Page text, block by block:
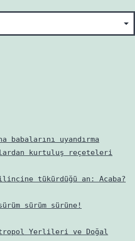
babalarını uyandırma
kurtuluş reçeteleri
tükürdüğü an: Acaba?
sürüm sürüne!
Yerlileri ve Doğal